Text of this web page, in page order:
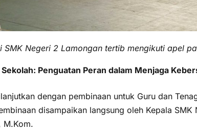
SMK Negeri 2 Lamongan tertib mengikuti apel
Penguatan Peran dalam Menjaga
dengan pembinaan untuk Guru dan
disampaikan langsung oleh Kepala SMK
M.Kom.